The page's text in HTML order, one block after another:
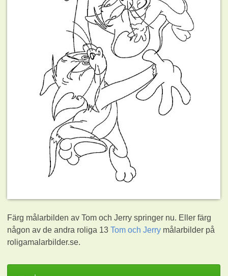
Färg målarbilden av Tom och Jerry springer nu. Eller färg
någon av de andra roliga 13Tom och Jerry målarbilder på
roligamalarbilder.se.